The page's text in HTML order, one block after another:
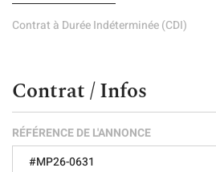
Contrat / Infos
RÉFÉRENCE DE L'ANNONCE
#MP26-0631
Contrat à Durée Indéterminée (CDI)